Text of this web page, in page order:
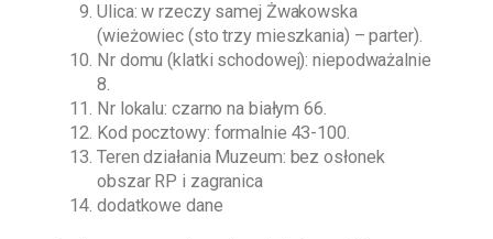
Ulica: w rzeczy samej Żwakowska
(wieżowiec (sto trzy mieszkania) – parter).
Nr domu (klatki schodowej): niepodważalnie
8.
Nr lokalu: czarno na białym 66.
Kod pocztowy: formalnie 43-100.
Teren działania Muzeum: bez osłonek
obszar RP i zagranica
dodatkowe dane